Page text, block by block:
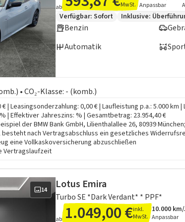
ab
MwSt. Anpassbar
Zusätzliche Fahrzeuginformationen:
Verfügbar: Sofort Inklusive:
Benzin
Automatik
• CO₂-Klasse: - (komb.)
| Leasingsonderzahlung: 0,00 € | Laufleistung p.a.: 5.000
| Effektiver Jahreszins: % | Gesamtbetrag: 23.954,40 €
der BMW Bank GmbH, Lilienthalallee 26, 80939
besteht nach Vertragsabschluss ein gesetzliches
eine Vollkaskoversicherung abzuschließen
Vertragslaufzeit
14 Lotus Emira
Turbo SE *Dark Verdant* * PPF*
ab 1.049,00 €inkl.
MwSt.
Inklusive
10.000
Anpassbar